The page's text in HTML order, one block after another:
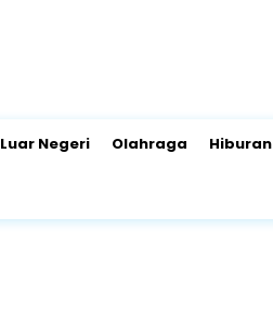
Luar Negeri Olahraga Hiburan